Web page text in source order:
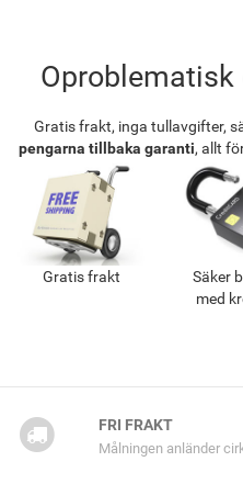
Gratis frakt, inga tullavgifter,
pengarna tillbaka garanti, allt
Gratis frakt
Säker
med
FRI FRAKT
Målningen anländer